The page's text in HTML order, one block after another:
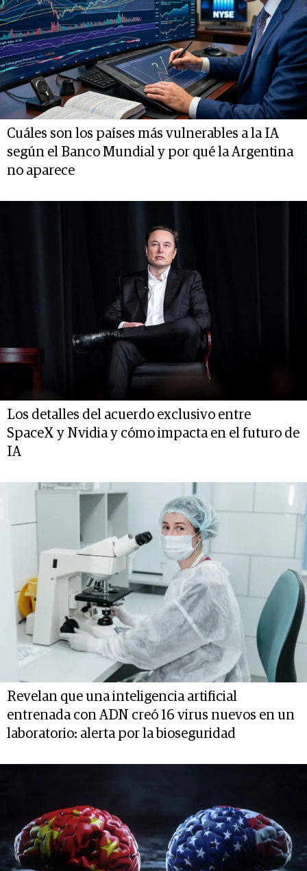
Cuáles son los países más vulnerables a la IA
según el Banco Mundial y por qué la Argentina
no aparece
Los detalles del acuerdo exclusivo entre
SpaceX y Nvidia y cómo impacta en el futuro de
IA
Revelan que una inteligencia artificial
entrenada con ADN creó 16 virus nuevos en un
laboratorio: alerta por la bioseguridad